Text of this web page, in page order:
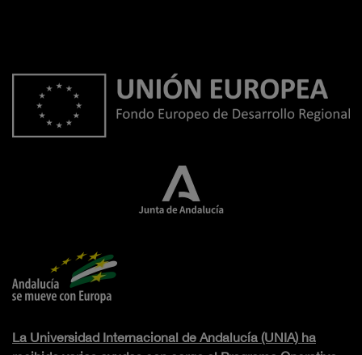
La Universidad Internacional de Andalucía (UNIA) ha